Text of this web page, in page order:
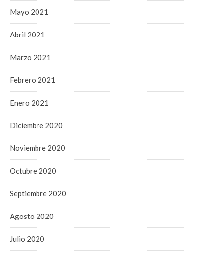
Mayo 2021
Abril 2021
Marzo 2021
Febrero 2021
Enero 2021
Diciembre 2020
Noviembre 2020
Octubre 2020
Septiembre 2020
Agosto 2020
Julio 2020